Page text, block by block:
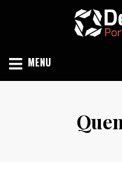
MENU